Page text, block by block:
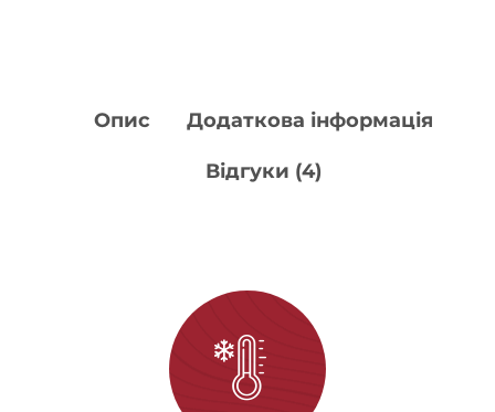
Опис Додаткова інформація
Відгуки (4)